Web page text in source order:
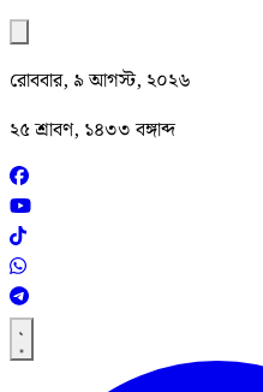
রোববার, ৯ আগস্ট, ২০২৬
২৫ শ্রাবণ, ১৪৩৩ বঙ্গাব্দ